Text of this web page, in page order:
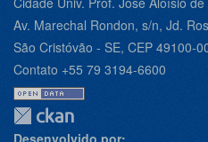
Av. Marechal Rondon, s/n, Jd.
São Cristóvão - SE, CEP 49100-
Contato +55 79 3194-6600